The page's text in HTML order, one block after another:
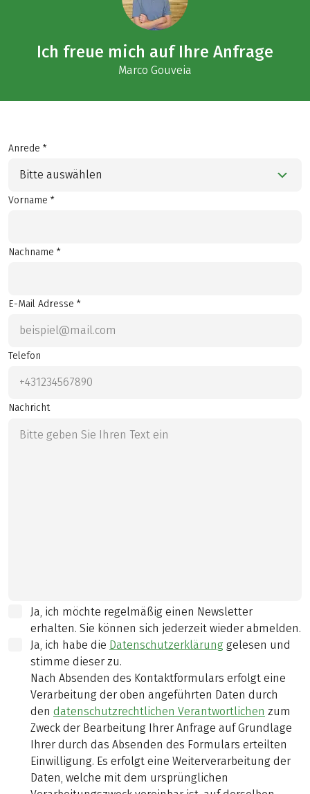
Ich freue mich auf Ihre Anfrage
Marco Gouveia
Anrede *
Bitte auswählen
Vorname *
Nachname *
E-Mail Adresse *
Telefon
Nachricht
Ja, ich möchte regelmäßig einen Newsletter
erhalten. Sie können sich jederzeit wieder abmelden.
Ja, ich habe die Datenschutzerklärung gelesen und
stimme dieser zu.
Nach Absenden des Kontaktformulars erfolgt eine
Verarbeitung der oben angeführten Daten durch
den datenschutzrechtlichen Verantwortlichen zum
Zweck der Bearbeitung Ihrer Anfrage auf Grundlage
Ihrer durch das Absenden des Formulars erteilten
Einwilligung. Es erfolgt eine Weiterverarbeitung der
Daten, welche mit dem ursprünglichen